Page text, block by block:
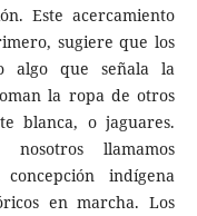
Este acercamiento
sugiere que los
algo que señala la
la ropa de otros
blanca, o jaguares.
llamamos
indígena
en marcha. Los